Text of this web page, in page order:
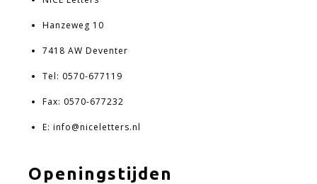
Hanzeweg 10
7418 AW Deventer
Tel: 0570-677119
Fax: 0570-677232
E: info@niceletters.nl
Openingstijden